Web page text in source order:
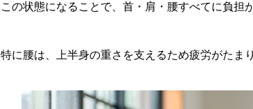
この状態になることで、首・肩・腰すべてに負担
特に腰は、上半身の重さを支えるため疲労がたま